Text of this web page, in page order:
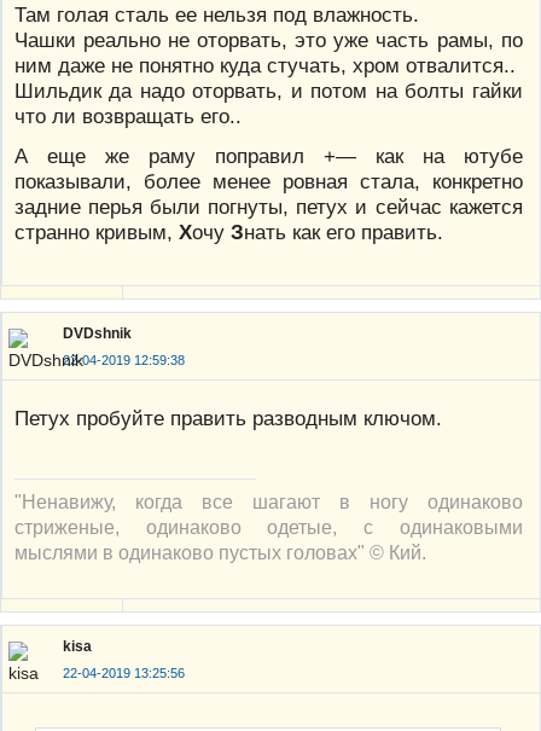
Там голая сталь ее нельзя под влажность.
Чашки реально не оторвать, это уже часть рамы, по
ним даже не понятно куда стучать, хром отвалится..
Шильдик да надо оторвать, и потом на болты гайки
что ли возвращать его..
А еще же раму поправил +— как на ютубе
показывали, более менее ровная стала, конкретно
задние перья были погнуты, петух и сейчас кажется
странно кривым, Хочу Знать как его править.
DVDshnik
22-04-2019 12:59:38
Петух пробуйте править разводным ключом.
"Ненавижу, когда все шагают в ногу одинаково
стриженые, одинаково одетые, с одинаковыми
мыслями в одинаково пустых головах" © Кий.
kisa
22-04-2019 13:25:56